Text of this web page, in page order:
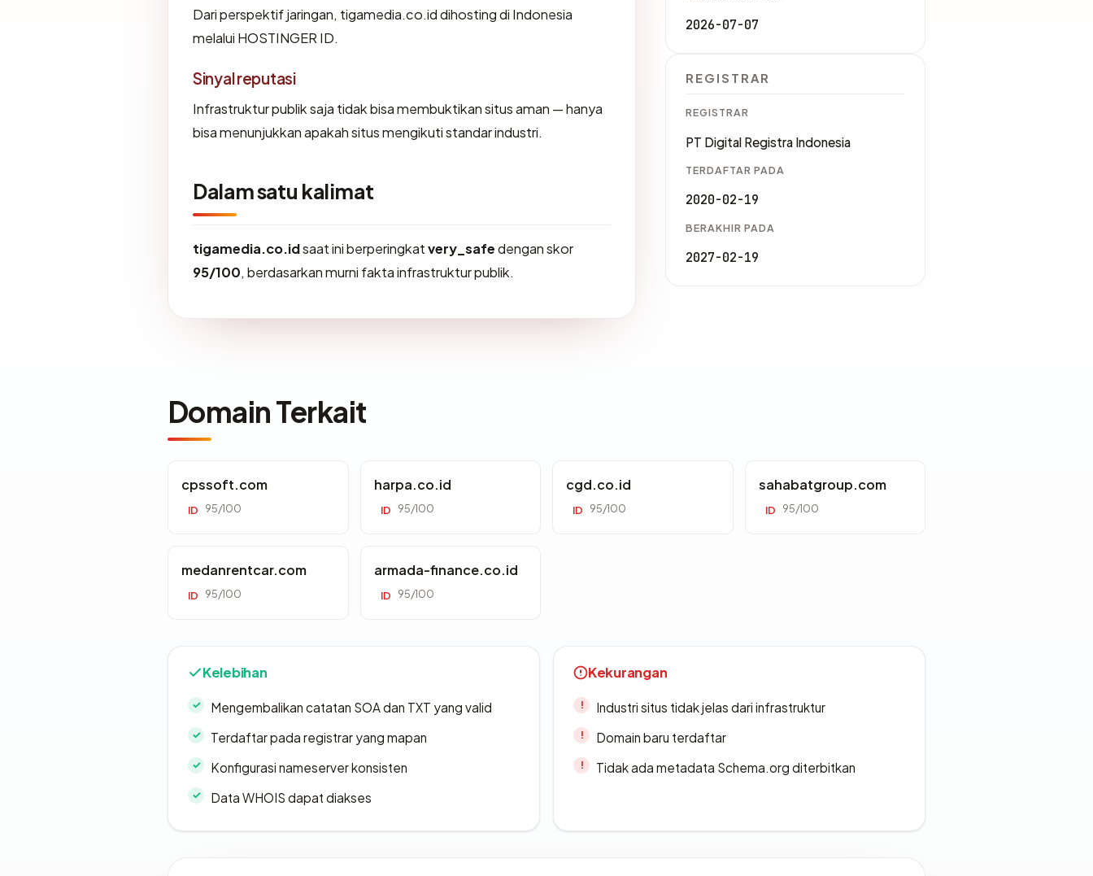
Dari perspektif jaringan, tigamedia.co.id dihosting di Indonesia
melalui HOSTINGER ID.
Sinyal reputasi
Infrastruktur publik saja tidak bisa membuktikan situs aman — hanya
bisa menunjukkan apakah situs mengikuti standar industri.
Dalam satu kalimat
tigamedia.co.idsaat ini berperingkatvery_safedengan skor
95/100, berdasarkan murni fakta infrastruktur publik.
2026-07-07
REGISTRAR
REGISTRAR
PT Digital Registra Indonesia
TERDAFTAR PADA
2020-02-19
BERAKHIR PADA
2027-02-19
Domain Terkait
cpssoft.com
ID 95/100
harpa.co.id
ID 95/100
cgd.co.id
ID 95/100
sahabatgroup.com
ID 95/100
medanrentcar.com
ID 95/100
armada-finance.co.id
ID 95/100
Kelebihan
Mengembalikan catatan SOA dan TXT yang valid
Terdaftar pada registrar yang mapan
Konfigurasi nameserver konsisten
Data WHOIS dapat diakses
Kekurangan
Industri situs tidak jelas dari infrastruktur
Domain baru terdaftar
Tidak ada metadata Schema.org diterbitkan